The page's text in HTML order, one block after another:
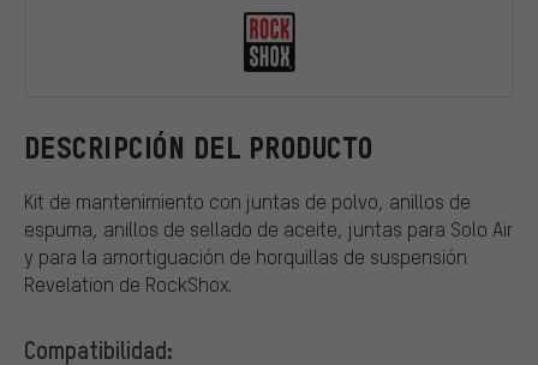
DESCRIPCIÓN DEL PRODUCTO
Kit de mantenimiento con juntas de polvo, anillos de
espuma, anillos de sellado de aceite, juntas para Solo Air
y para la amortiguación de horquillas de suspensión
Revelation de RockShox.
Compatibilidad: